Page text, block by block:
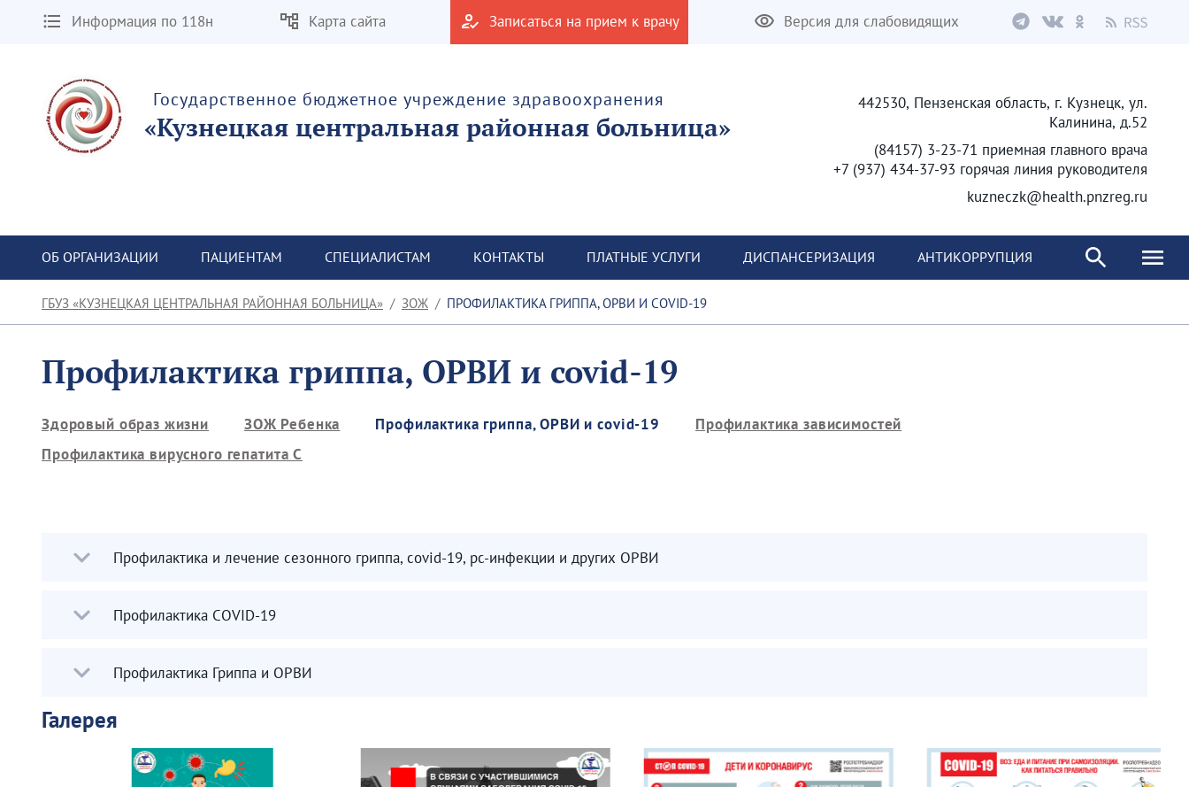
Информация по 118н Карта сайта Записаться на прием к врачу Версия для слабовидящих
Государственное бюджетное учреждение здравоохранения
«Кузнецкая центральная районная больница»
442530, Пензенская область, г. Кузнецк, ул.
Калинина, д.52
(84157) 3-23-71 приемная главного врача
+7 (937) 434-37-93 горячая линия руководителя
kuzneczk@health.pnzreg.ru
ОБ ОРГАНИЗАЦИИ ПАЦИЕНТАМ СПЕЦИАЛИСТАМ КОНТАКТЫ ПЛАТНЫЕ УСЛУГИ ДИСПАНСЕРИЗАЦИЯ АНТИКОРРУПЦИЯ
ГБУЗ «КУЗНЕЦКАЯ ЦЕНТРАЛЬНАЯ РАЙОННАЯ БОЛЬНИЦА» ЗОЖ ПРОФИЛАКТИКА ГРИППА, ОРВИ И COVID-19
Профилактика гриппа, ОРВИ и covid-19
Здоровый образ жизни ЗОЖ Ребенка Профилактика гриппа, ОРВИ и covid-19
Профилактика зависимостей
Профилактика вирусного гепатита С
Профилактика и лечение сезонного гриппа, covid-19, рс-инфекции и других ОРВИ
Профилактика COVID-19
Профилактика Гриппа и ОРВИ
Галерея